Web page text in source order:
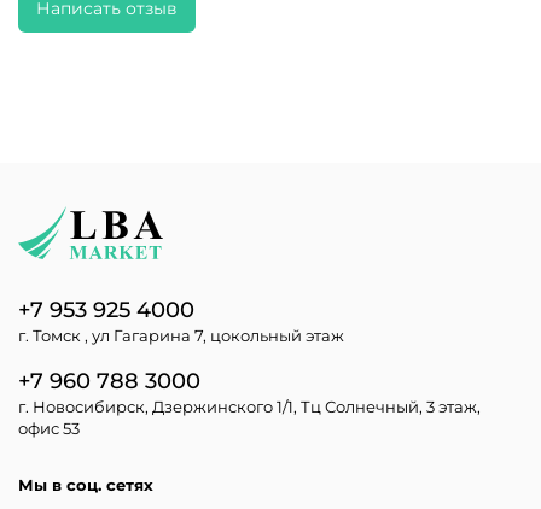
Написать отзыв
+7 953 925 4000
г. Томск , ул Гагарина 7, цокольный этаж
+7 960 788 3000
г. Новосибирск, Дзержинского 1/1, Тц Солнечный, 3 этаж,
офис 53
Мы в соц. сетях